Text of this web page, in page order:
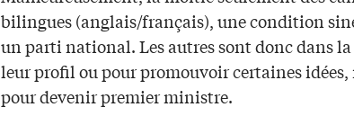
bilingues (anglais/français), une condition
un parti national. Les autres sont donc dans la
leur profil ou pour promouvoir certaines
pour devenir premier ministre.